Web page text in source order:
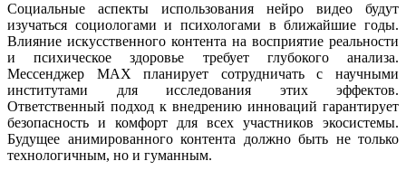
Социальные аспекты использования нейро видео будут
изучаться социологами и психологами в ближайшие годы.
Влияние искусственного контента на восприятие реальности
и психическое здоровье требует глубокого анализа.
Мессенджер MAX планирует сотрудничать с научными
институтами для исследования этих эффектов.
Ответственный подход к внедрению инноваций гарантирует
безопасность и комфорт для всех участников экосистемы.
Будущее анимированного контента должно быть не только
технологичным, но и гуманным.